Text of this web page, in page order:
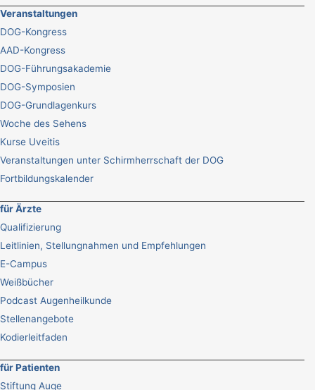
Veranstaltungen
DOG-Kongress
AAD-Kongress
DOG-Führungsakademie
DOG-Symposien
DOG-Grundlagenkurs
Woche des Sehens
Kurse Uveitis
Veranstaltungen unter Schirmherrschaft der DOG
Fortbildungskalender
für Ärzte
Qualifizierung
Leitlinien, Stellungnahmen und Empfehlungen
E-Campus
Weißbücher
Podcast Augenheilkunde
Stellenangebote
Kodierleitfaden
für Patienten
Stiftung Auge